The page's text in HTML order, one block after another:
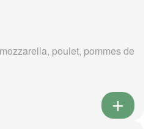
poulet, pommes de